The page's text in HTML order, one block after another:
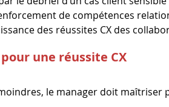
de compétences
des réussites CX des
une réussite CX
le manager doit maîtriser